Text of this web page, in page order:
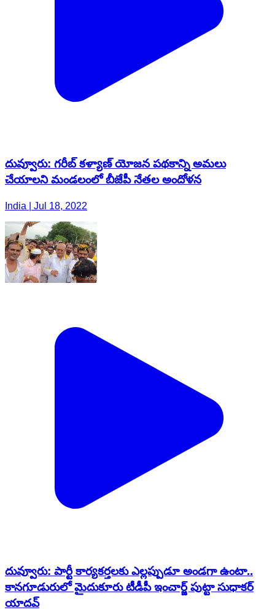
దువ్వూరు: గరీబ్ కళ్యాణ్ యోజన పథకాన్ని అమలు
చేయాలని మండలంలో బీజేపీ నేతల అందోళన
India | Jul 18, 2022
దువ్వూరు: పార్టీ కార్యకర్తలకు ఎల్లప్పుడూ అండగా ఉంటా..
కానగూడురులో మైదుకూరు టీడీపీ ఇంచార్జ్ పుట్టా సుధాకర్
యాదవ్